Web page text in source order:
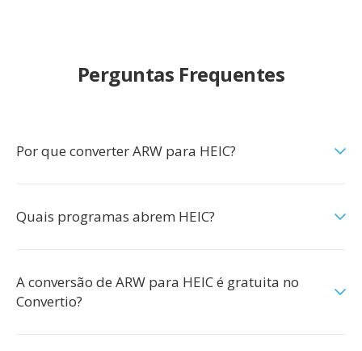
Perguntas Frequentes
Por que converter ARW para HEIC?
Quais programas abrem HEIC?
A conversão de ARW para HEIC é gratuita no
Convertio?